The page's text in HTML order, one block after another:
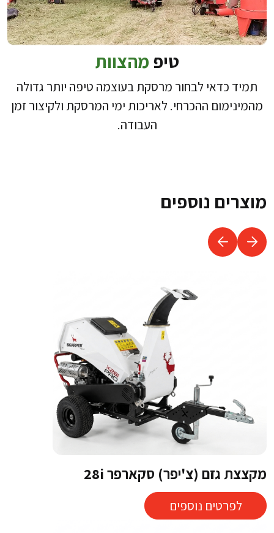
טיפ מהצוות
תמיד כדאי לבחור מרסקת בעוצמה טיפה יותר גדולה
מהמינימום ההכרחי. לאריכות ימי המרסקת ולקיצור זמן
העבודה.
מוצרים נוספים
מקצצת גזם (צ'יפר) סקארפר 28i
לפרטים נוספים